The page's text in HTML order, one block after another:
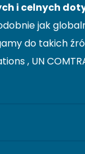
i celnych
jak
do takich
, UN